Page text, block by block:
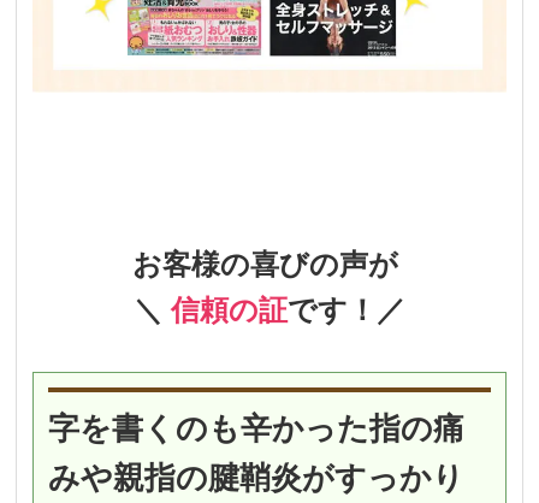
お客様の喜びの声が
＼信頼の証です！／
字を書くのも辛かった指の痛
みや親指の腱鞘炎がすっかり